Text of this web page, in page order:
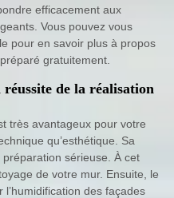
efficacement aux
Vous pouvez vous
pour en savoir plus à propos
gratuitement.
de la réalisation
très avantageux pour votre
qu’esthétique. Sa
sérieuse. À cet
de votre mur. Ensuite, le
des façades